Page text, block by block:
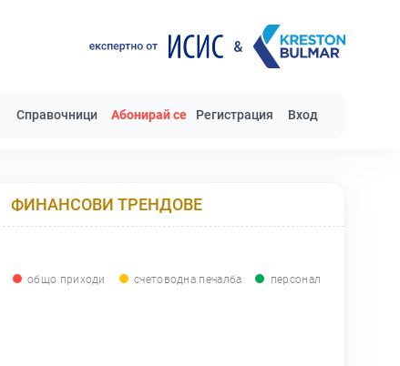
Справочници Абонирай се Регистрация Вход
ФИНАНСОВИ ТРЕНДОВЕ
общо приходи счетоводна печалба персонал